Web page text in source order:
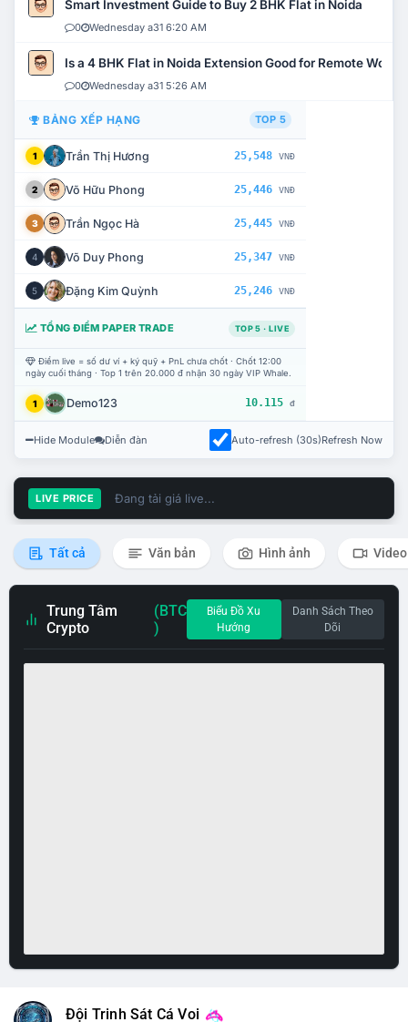
Smart Investment Guide to Buy 2 BHK Flat in Noida
0 Wednesday a31 6:20 AM
Is a 4 BHK Flat in Noida Extension Good for Remote Work?
0 Wednesday a31 5:26 AM
BẢNG XẾP HẠNG TOP 5
1 Trần Thị Hương 25,548 VNĐ
2 Võ Hữu Phong 25,446 VNĐ
3 Trần Ngọc Hà 25,445 VNĐ
4 Võ Duy Phong 25,347 VNĐ
5 Đặng Kim Quỳnh 25,246 VNĐ
TỔNG ĐIỂM PAPER TRADE TOP 5 · LIVE
Điểm live = số dư ví + ký quỹ + PnL chưa chốt · Chốt 12:00
ngày cuối tháng · Top 1 trên 20.000 đ nhận 30 ngày VIP Whale.
1 Demo123 10.115 đ
Hide Module Diễn đàn Auto-refresh (30s)Refresh Now
LIVE PRICE Đang tải giá live...
Tất cả Văn bản Hình ảnh Video
Trung Tâm
Crypto
(BTC
)
Biểu Đồ Xu
Hướng
Danh Sách Theo
Dõi
Đội Trinh Sát Cá Voi